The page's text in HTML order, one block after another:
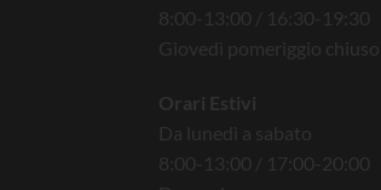
8:00-13:00 / 16:30-19:30
Giovedì pomeriggio chiuso
Orari Estivi
Da lunedì a sabato
8:00-13:00 / 17:00-20:00